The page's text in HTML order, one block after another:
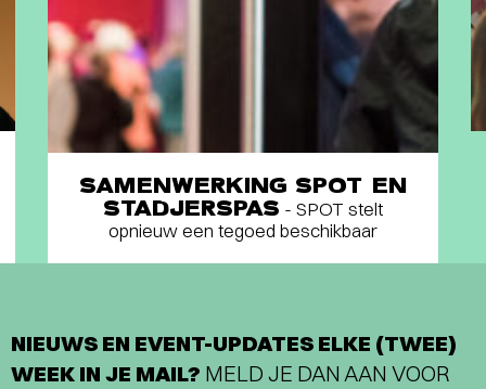
SAMENWERKING SPOT EN
STADJERSPAS - SPOT stelt
opnieuw een tegoed beschikbaar
NIEUWS EN EVENT-UPDATES ELKE (TWEE)
WEEK IN JE MAIL? MELD JE DAN AAN VOOR